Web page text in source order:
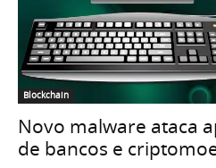
Blockchain
Novo malware ataca
de bancos e